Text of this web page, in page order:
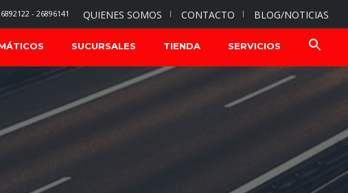
QUIENES SOMOS CONTACTO BLOG/NOTICIAS
- 26896141
SUCURSALES TIENDA SERVICIOS